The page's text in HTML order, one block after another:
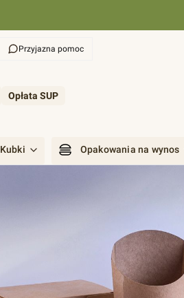
Przyjazna pomoc
Opłata SUP
Kubki Opakowania na wynos